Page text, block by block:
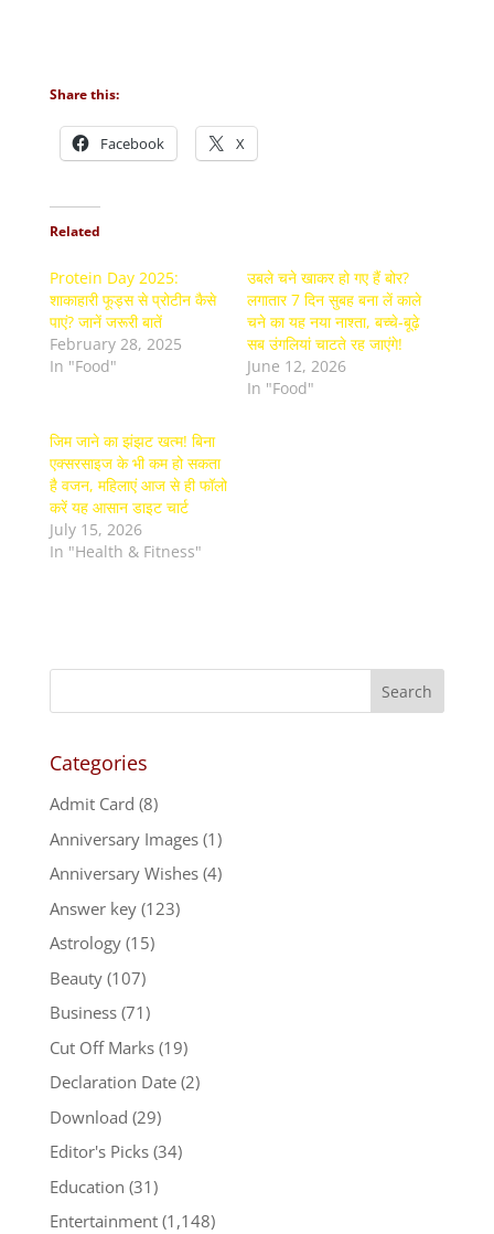
Share this:
Facebook X
Related
Protein Day 2025:
शाकाहारी फूड्स से प्रोटीन कैसे
पाएं? जानें जरूरी बातें
February 28, 2025
In "Food"
उबले चने खाकर हो गए हैं बोर?
लगातार 7 दिन सुबह बना लें काले
चने का यह नया नाश्ता, बच्चे-बूढ़े
सब उंगलियां चाटते रह जाएंगे!
June 12, 2026
In "Food"
जिम जाने का झंझट खत्म! बिना
एक्सरसाइज के भी कम हो सकता
है वजन, महिलाएं आज से ही फॉलो
करें यह आसान डाइट चार्ट
July 15, 2026
In "Health & Fitness"
Categories
Admit Card (8)
Anniversary Images(1)
Anniversary Wishes(4)
Answer key(123)
Astrology(15)
Beauty(107)
Business(71)
Cut Off Marks(19)
Declaration Date(2)
Download (29)
Editor's Picks(34)
Education (31)
Entertainment(1,148)